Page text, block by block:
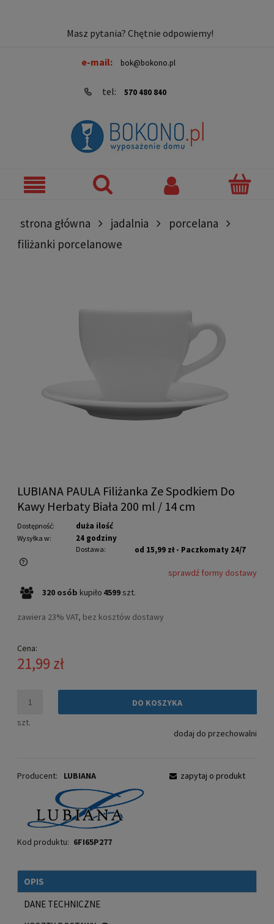
Masz pytania? Chętnie odpowiemy!
e-mail: bok@bokono.pl
tel: 570 480 840
strona główna jadalnia
porcelana
filiżanki porcelanowe
LUBIANA PAULA Filiżanka Ze Spodkiem Do
Kawy Herbaty Biała 200 ml / 14 cm
Dostępność: duża ilość
Wysyłka w: 24 godziny
Dostawa: od 15,99 zł - Paczkomaty 24/7
Cena nie zawiera ewentualnych kosztów płatności
sprawdź formy dostawy
320 osób kupiło 4599 szt.
zawiera 23% VAT, bez kosztów dostawy
Cena:
21,99 zł
szt.
DO KOSZYKA
dodaj do przechowalni
Producent: LUBIANA
Kod produktu: 6FI65P277
zapytaj o produkt
OPIS